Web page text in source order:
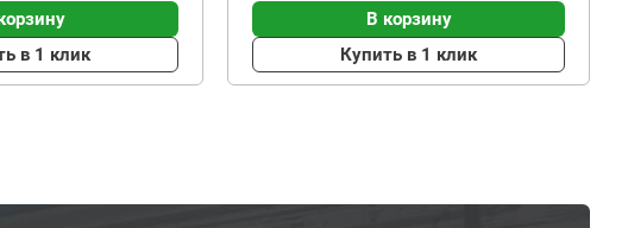
в 1 клик
В корзину
Купить в 1 клик